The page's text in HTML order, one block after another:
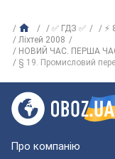
✅ ГДЗ ✅ ⚡
Ліхтей 2008
НОВИЙ ЧАС. ПЕРША
§ 19. Промисловий
Про компанію